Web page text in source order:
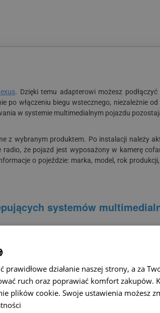
. Dzięki temu adapterowi możesz
włączeniu biegu wstecznego, niezależnie
w systemie multimedialnym pojazdu
z wybranym produktem. Po instalacji należy
że pojazd jest wyposażony w kamerę
o pojeździe: marka, model, rok
systemów
kamera nie obsługuje NTSC, zalecamy użycie
działanie naszej strony, a za
ruch oraz poprawiać komfort zakupów.
plików cookie. Swoje ustawienia możesz